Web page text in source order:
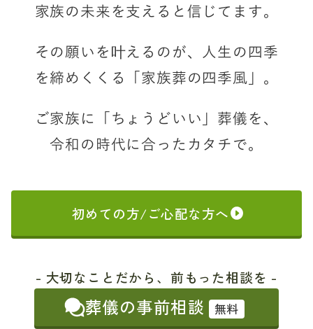
家族の未来を支えると信じてます。
その願いを叶えるのが、
人生の四季
を締めくくる「家族葬の四季風」。
ご家族に「ちょうどいい」葬儀を、
令和の時代に合ったカタチで。
初めての方/ご心配な方へ
- 大切なことだから、前もった相談を -
葬儀の事前相談 無料